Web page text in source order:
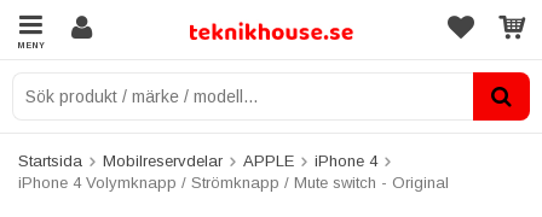
MENY
Startsida Mobilreservdelar APPLE
iPhone 4
iPhone 4 Volymknapp / Strömknapp / Mute switch - Original